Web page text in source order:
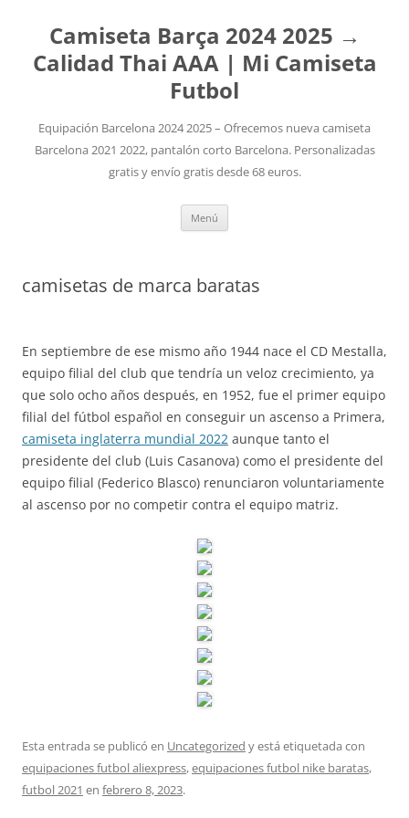
Camiseta Barça 2024 2025 →
Calidad Thai AAA | Mi Camiseta
Futbol
Equipación Barcelona 2024 2025 – Ofrecemos nueva camiseta
Barcelona 2021 2022, pantalón corto Barcelona. Personalizadas
gratis y envío gratis desde 68 euros.
Menú
camisetas de marca baratas
En septiembre de ese mismo año 1944 nace el CD Mestalla,
equipo filial del club que tendría un veloz crecimiento, ya
que solo ocho años después, en 1952, fue el primer equipo
filial del fútbol español en conseguir un ascenso a Primera,
camiseta inglaterra mundial 2022 aunque tanto el
presidente del club (Luis Casanova) como el presidente del
equipo filial (Federico Blasco) renunciaron voluntariamente
al ascenso por no competir contra el equipo matriz.
Esta entrada se publicó en Uncategorized y está etiquetada con
equipaciones futbol aliexpress,equipaciones futbol nike baratas,
futbol 2021 en febrero 8, 2023.